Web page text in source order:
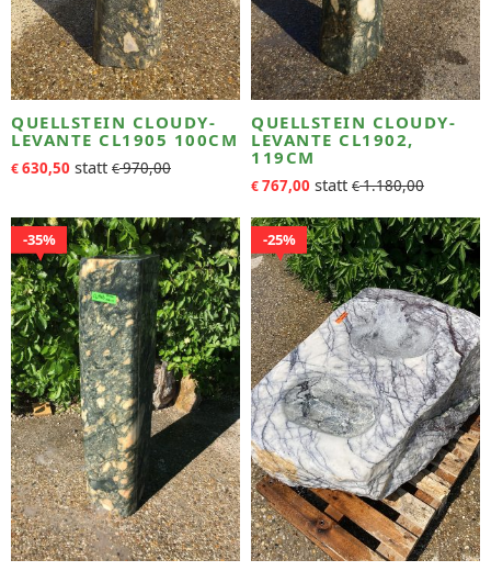
QUELLSTEIN CLOUDY-
LEVANTE CL1905 100CM
€630,50 €970,00
QUELLSTEIN CLOUDY-
LEVANTE CL1902,
119CM
€767,00 €1.180,00
35% 25%